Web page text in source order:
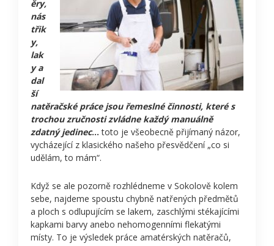
ěry,
nás
třik
y,
lak
y a
dal
ší
natěračské práce jsou řemeslné činnosti, které s
trochou zručnosti zvládne každý manuálně
zdatný jedinec… toto je všeobecně přijímaný názor,
vycházející z klasického našeho přesvědčení „co si
udělám, to mám“.
Když se ale pozorně rozhlédneme v Sokolově kolem
sebe, najdeme spoustu chybně natřených předmětů
a ploch s odlupujícím se lakem, zaschlými stékajícími
kapkami barvy anebo nehomogenními flekatými
místy. To je výsledek práce amatérských natěračů,